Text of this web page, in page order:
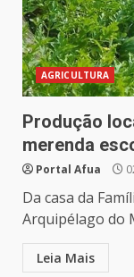
AGRICULTURA
Produção
merenda
Portal Afua
Da casa da
Arquipélago do
Leia Mais